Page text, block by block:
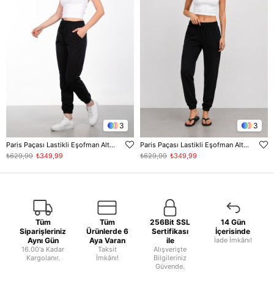
3
Paris Paçası Lastikli Eşofman Altı - Lacivert
₺349,99
₺629,99
3
Paris Paçası Lastikli Eşofman Altı - Siyah
₺349,99
₺629,99
Tüm
Siparişleriniz
Aynı Gün
16.00'a Kadar
Kargolanır.
Tüm
Ürünlerde 6
Aya Varan
Taksit
İmkânı!
256Bit SSL
Sertifikası
ile
Alışverişte
Bilgileriniz
Güvende.
14 Gün
İçerisinde
İade İmkânı!